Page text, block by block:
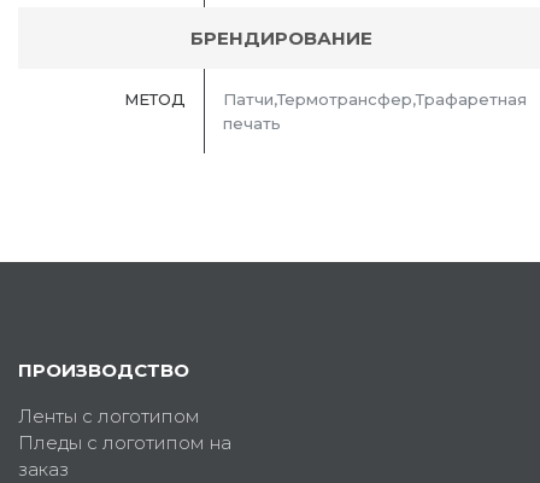
БРЕНДИРОВАНИЕ
МЕТОД
Патчи,Термотрансфер,Трафаретная
печать
ПРОИЗВОДСТВО
Ленты с логотипом
Пледы с логотипом на
заказ